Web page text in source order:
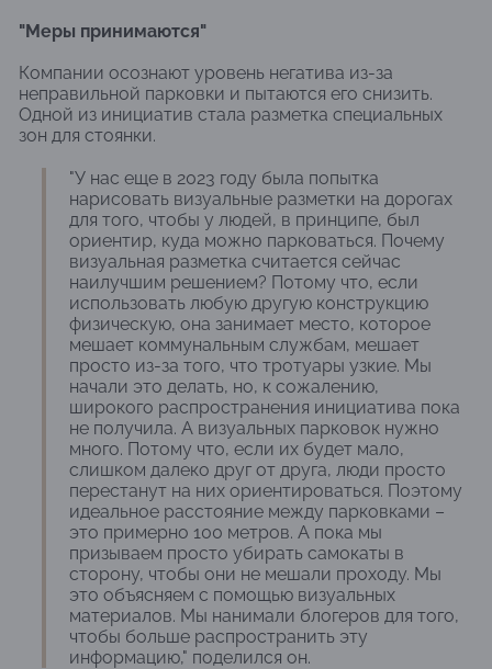
"Меры принимаются"
Компании осознают уровень негатива из-за
неправильной парковки и пытаются его снизить.
Одной из инициатив стала разметка специальных
зон для стоянки.
"У нас еще в 2023 году была попытка
нарисовать визуальные разметки на дорогах
для того, чтобы у людей, в принципе, был
ориентир, куда можно парковаться. Почему
визуальная разметка считается сейчас
наилучшим решением? Потому что, если
использовать любую другую конструкцию
физическую, она занимает место, которое
мешает коммунальным службам, мешает
просто из-за того, что тротуары узкие. Мы
начали это делать, но, к сожалению,
широкого распространения инициатива пока
не получила. А визуальных парковок нужно
много. Потому что, если их будет мало,
слишком далеко друг от друга, люди просто
перестанут на них ориентироваться. Поэтому
идеальное расстояние между парковками –
это примерно 100 метров. А пока мы
призываем просто убирать самокаты в
сторону, чтобы они не мешали проходу. Мы
это объясняем с помощью визуальных
материалов. Мы нанимали блогеров для того,
чтобы больше распространить эту
информацию," поделился он.